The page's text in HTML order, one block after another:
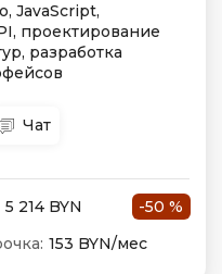
JavaScript,
проектирование
разработка
Чат
5 214 BYN
-50 %
153 BYN/мес